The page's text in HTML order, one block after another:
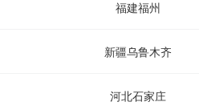
福建福州
新疆乌鲁木齐
河北石家庄